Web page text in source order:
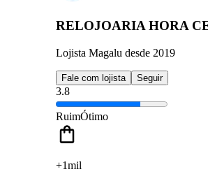
RELOJOARIA HORA
Lojista Magalu desde 2019
Fale com lojista Seguir
3.8
RuimÓtimo
+1mil